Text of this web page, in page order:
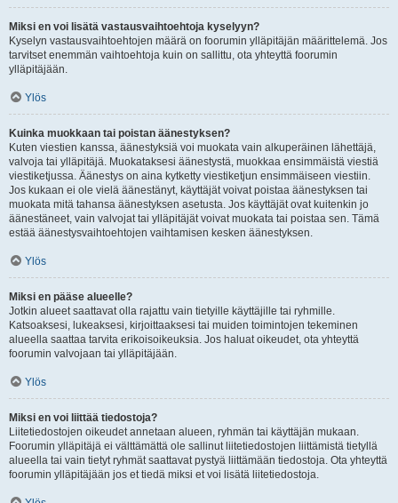
Miksi en voi lisätä vastausvaihtoehtoja kyselyyn?
Kyselyn vastausvaihtoehtojen määrä on foorumin ylläpitäjän määrittelemä. Jos
tarvitset enemmän vaihtoehtoja kuin on sallittu, ota yhteyttä foorumin
ylläpitäjään.
Ylös
Kuinka muokkaan tai poistan äänestyksen?
Kuten viestien kanssa, äänestyksiä voi muokata vain alkuperäinen lähettäjä,
valvoja tai ylläpitäjä. Muokataksesi äänestystä, muokkaa ensimmäistä viestiä
viestiketjussa. Äänestys on aina kytketty viestiketjun ensimmäiseen viestiin.
Jos kukaan ei ole vielä äänestänyt, käyttäjät voivat poistaa äänestyksen tai
muokata mitä tahansa äänestyksen asetusta. Jos käyttäjät ovat kuitenkin jo
äänestäneet, vain valvojat tai ylläpitäjät voivat muokata tai poistaa sen. Tämä
estää äänestysvaihtoehtojen vaihtamisen kesken äänestyksen.
Ylös
Miksi en pääse alueelle?
Jotkin alueet saattavat olla rajattu vain tietyille käyttäjille tai ryhmille.
Katsoaksesi, lukeaksesi, kirjoittaaksesi tai muiden toimintojen tekeminen
alueella saattaa tarvita erikoisoikeuksia. Jos haluat oikeudet, ota yhteyttä
foorumin valvojaan tai ylläpitäjään.
Ylös
Miksi en voi liittää tiedostoja?
Liitetiedostojen oikeudet annetaan alueen, ryhmän tai käyttäjän mukaan.
Foorumin ylläpitäjä ei välttämättä ole sallinut liitetiedostojen liittämistä tietyllä
alueella tai vain tietyt ryhmät saattavat pystyä liittämään tiedostoja. Ota yhteyttä
foorumin ylläpitäjään jos et tiedä miksi et voi lisätä liitetiedostoja.